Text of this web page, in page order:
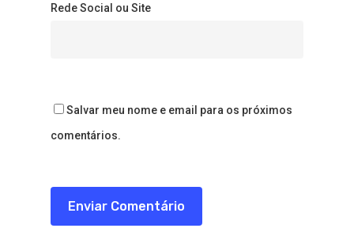
Rede Social ou Site
Salvar meu nome e email para os próximos
comentários.